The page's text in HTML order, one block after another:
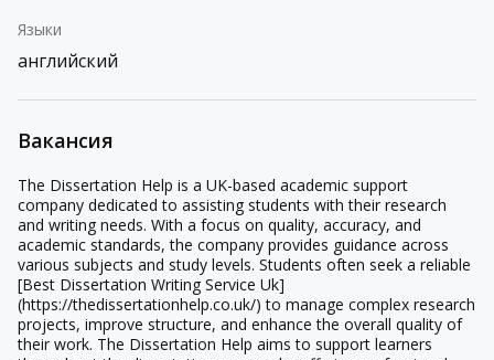
Языки
английский
Вакансия
The Dissertation Help is a UK-based academic support
company dedicated to assisting students with their research
and writing needs. With a focus on quality, accuracy, and
academic standards, the company provides guidance across
various subjects and study levels. Students often seek a reliable
[Best Dissertation Writing Service Uk]
(https://thedissertationhelp.co.uk/) to manage complex research
projects, improve structure, and enhance the overall quality of
their work. The Dissertation Help aims to support learners